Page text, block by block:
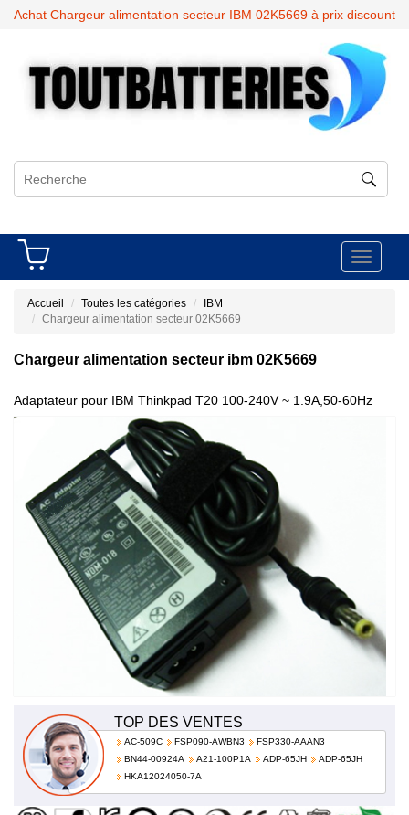
Achat Chargeur alimentation secteur IBM 02K5669 à prix discount
Toggle
Accueil Toutes les catégories
IBM
Chargeur alimentation secteur 02K5669
Chargeur alimentation secteur ibm 02K5669
Adaptateur pour IBM Thinkpad T20 100-240V ~ 1.9A,50-60Hz
TOP DES VENTES
AC-509C FSP090-AWBN3
FSP330-AAAN3
BN44-00924A
A21-100P1A ADP-65JH
ADP-65JH
HKA12024050-7A